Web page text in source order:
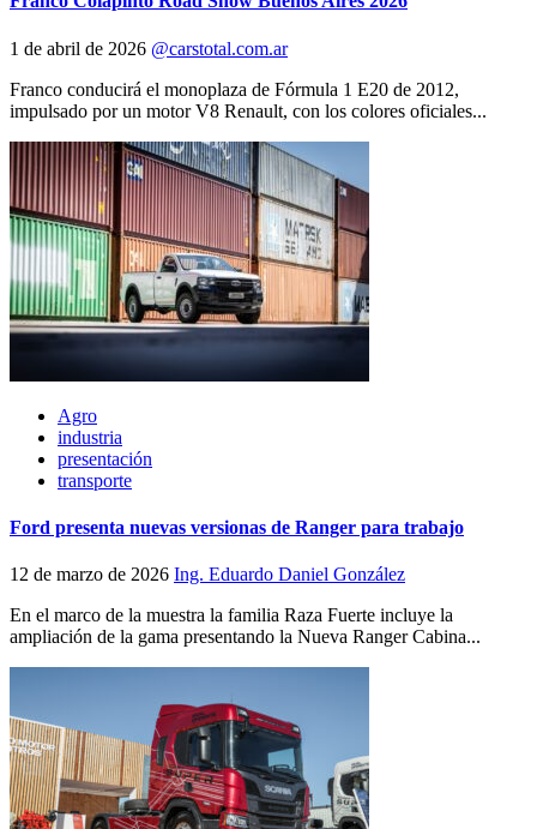
1 de abril de 2026 @carstotal.com.ar
Franco conducirá el monoplaza de Fórmula 1 E20 de 2012,
impulsado por un motor V8 Renault, con los colores oficiales...
Agro
industria
presentación
transporte
Ford presenta nuevas versionas de Ranger para trabajo
12 de marzo de 2026 Ing. Eduardo Daniel González
En el marco de la muestra la familia Raza Fuerte incluye la
ampliación de la gama presentando la Nueva Ranger Cabina...